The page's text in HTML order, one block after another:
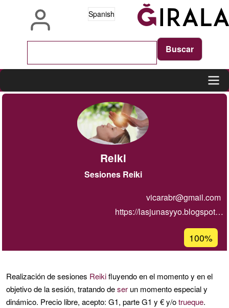
Spanish
Reiki
Sesiones Reiki
vicarabr@gmail.com
https://lasjunasyyo.blogspot…
Porcentaje
de
de
G1
100%
Realización de sesiones Reikifluyendo en el momento y en el
objetivo de la sesión, tratando deser un momento especial y
dinámico. Precio libre, acepto: G1, parte G1 y € y/otrueque.